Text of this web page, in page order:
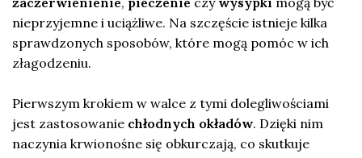
nieprzyjemne i uciążliwe. Na szczęście istnieje kilka
sprawdzonych sposobów, które mogą pomóc w ich
złagodzeniu.
Pierwszym krokiem w walce z tymi dolegliwościami
jest zastosowanie chłodnych okładów. Dzięki nim
naczynia krwionośne się obkurczają, co skutkuje